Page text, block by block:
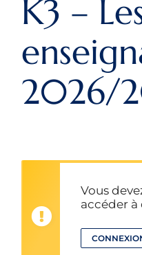
K3 –
2026/
Vous
accéder à